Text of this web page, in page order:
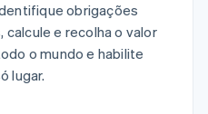
IA
criadores
viagens
de
de
obrigações
e recolha o valor
o mundo e habilite
lugar.